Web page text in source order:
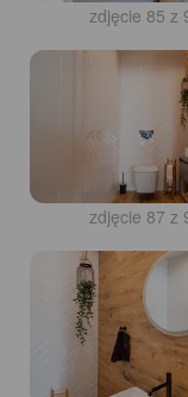
zdjęcie 85 z
zdjęcie 87 z